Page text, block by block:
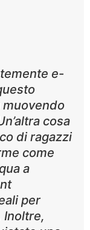
e-
muovendo
cosa
di ragazzi
come
a
per
Inoltre,